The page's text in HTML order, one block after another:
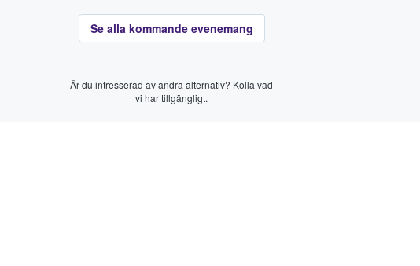
Se alla kommande evenemang
Är du intresserad av andra alternativ? Kolla vad
vi har tillgängligt.